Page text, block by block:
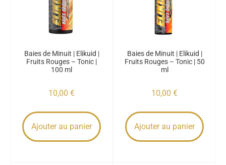
Baies de Minuit | Elikuid |
Fruits Rouges – Tonic |
100 ml
10,00 €
Ajouter au panier
Baies de Minuit | Elikuid |
Fruits Rouges – Tonic | 50
ml
10,00 €
Ajouter au panier